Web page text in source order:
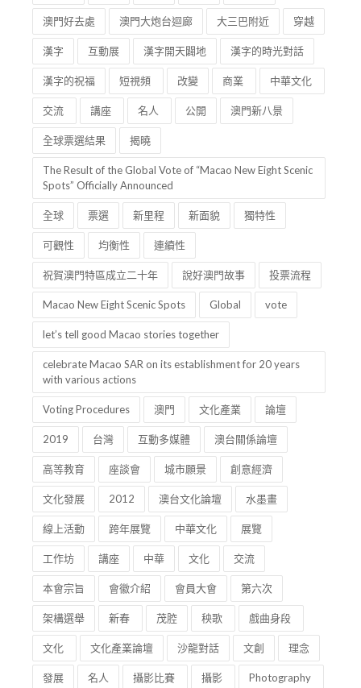
澳門好去處 澳門大炮台迴廊 大三巴附近 穿越
漢字 互動展 漢字開天闢地 漢字的時光對話
漢字的祝福 短視頻 改變 商業 中華文化
交流 講座 名人 公開 澳門新八景
全球票選結果 揭曉
The Result of the Global Vote of “Macao New Eight Scenic
Spots” Officially Announced
全球 票選 新里程 新面貌 獨特性
可觀性 均衡性 連續性
祝賀澳門特區成立二十年 說好澳門故事 投票流程
Macao New Eight Scenic Spots Global vote
let’s tell good Macao stories together
celebrate Macao SAR on its establishment for 20 years
with various actions
Voting Procedures 澳門 文化產業 論壇
2019 台灣 互動多媒體 澳台關係論壇
高等教育 座談會 城市願景 創意經濟
文化發展 2012 澳台文化論壇 水墨畫
線上活動 跨年展覽 中華文化 展覽
工作坊 講座 中華 文化 交流
本會宗旨 會徽介紹 會員大會 第六次
架構選舉 新春 茂腔 秧歌 戲曲身段
文化 文化產業論壇 沙龍對話 文創 理念
發展 名人 攝影比賽 攝影 Photography